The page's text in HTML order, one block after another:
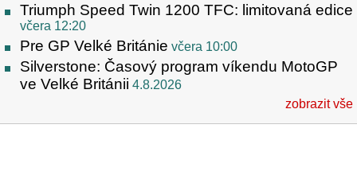
Triumph Speed Twin 1200 TFC: limitovaná edice
včera 12:20
Pre GP Velké Británie včera 10:00
Silverstone: Časový program víkendu MotoGP
ve Velké Británii 4.8.2026
zobrazit vše